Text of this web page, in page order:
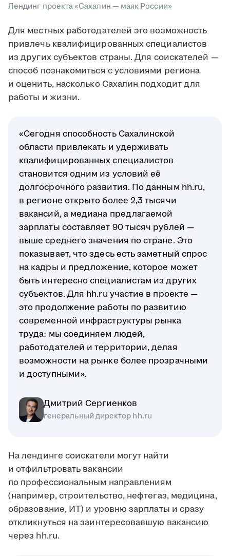
Лендинг проекта «Сахалин — маяк России»
Для местных работодателей это возможность
привлечь квалифицированных специалистов
из других субъектов страны. Для соискателей —
способ познакомиться с условиями региона
и оценить, насколько Сахалин подходит для
работы и жизни.
«Сегодня способность Сахалинской
области привлекать и удерживать
квалифицированных специалистов
становится одним из условий её
долгосрочного развития. По данным hh.ru,
в регионе открыто более 2,3 тысячи
вакансий, а медиана предлагаемой
зарплаты составляет 90 тысяч рублей —
выше среднего значения по стране. Это
показывает, что здесь есть заметный спрос
на кадры и предложение, которое может
быть интересно специалистам из других
субъектов. Для hh.ru участие в проекте —
это продолжение работы по развитию
современной инфраструктуры рынка
труда: мы соединяем людей,
работодателей и территории, делая
возможности на рынке более прозрачными
и доступными».
Дмитрий Сергиенков
генеральный директор hh.ru
На лендинге соискатели могут найти
и отфильтровать вакансии
по профессиональным направлениям
(например, строительство, нефтегаз, медицина,
образование, ИТ) и уровню зарплаты и сразу
откликнуться на заинтересовавшую вакансию
через hh.ru.